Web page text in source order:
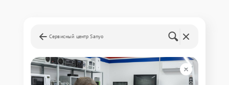
Сервисный центр Sanyo